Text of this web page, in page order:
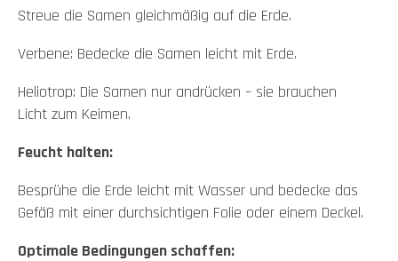
Streue die Samen gleichmäßig auf die Erde.
Verbene: Bedecke die Samen leicht mit Erde.
Heliotrop: Die Samen nur andrücken – sie brauchen
Licht zum Keimen.
Feucht halten:
Besprühe die Erde leicht mit Wasser und bedecke das
Gefäß mit einer durchsichtigen Folie oder einem Deckel.
Optimale Bedingungen schaffen: